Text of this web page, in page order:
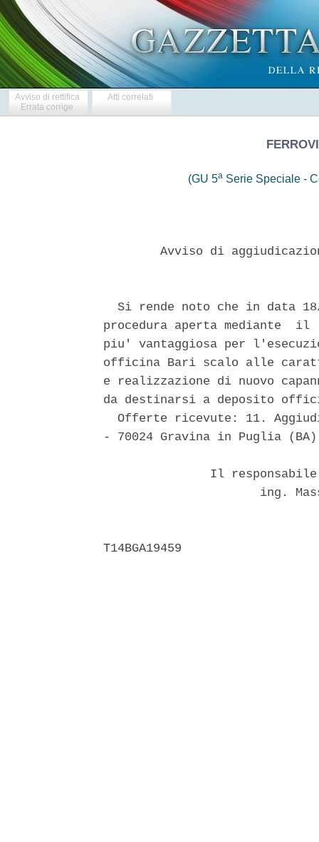
Avviso di rettifica
Errata corrige
Atti correlati
(GU 5aSerie Speciale -
Avviso di
Si rende noto che in data
procedura aperta mediante
piu' vantaggiosa per
officina Bari scalo alle
e realizzazione di nuovo
da destinarsi a deposito
Offerte ricevute: 11.
- 70024 Gravina in Puglia
Il
ing.